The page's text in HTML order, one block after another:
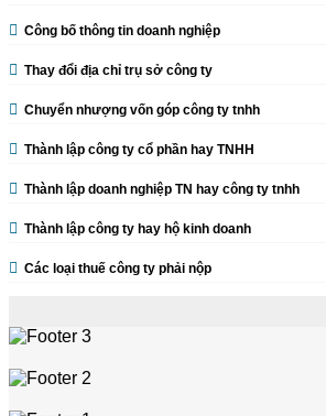
Công bố thông tin doanh nghiệp
Thay đổi địa chỉ trụ sở công ty
Chuyển nhượng vốn góp công ty tnhh
Thành lập công ty cổ phần hay TNHH
Thành lập doanh nghiệp TN hay công ty tnhh
Thành lập công ty hay hộ kinh doanh
Các loại thuế công ty phải nộp